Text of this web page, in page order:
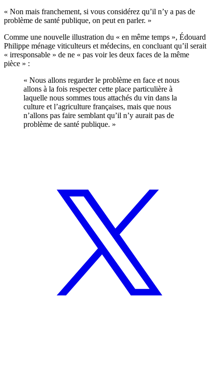
« Non mais franchement, si vous considérez qu’il n’y a pas de
problème de santé publique, on peut en parler. »
Comme une nouvelle illustration du « en même temps », Édouard
Philippe ménage viticulteurs et médecins, en concluant qu’il serait
« irresponsable » de ne « pas voir les deux faces de la même
pièce » :
« Nous allons regarder le problème en face et nous
allons à la fois respecter cette place particulière à
laquelle nous sommes tous attachés du vin dans la
culture et l’agriculture françaises, mais que nous
n’allons pas faire semblant qu’il n’y aurait pas de
problème de santé publique. »